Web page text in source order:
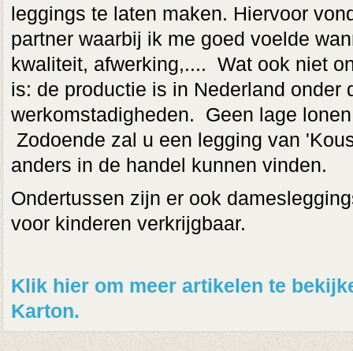
leggings te laten maken. Hiervoor
partner waarbij ik me goed voelde
kwaliteit, afwerking,.... Wat ook niet
is: de productie is in Nederland onder
werkomstadigheden. Geen lage
Zodoende zal u een legging van
anders in de handel kunnen vinden.
Ondertussen zijn er ook
voor kinderen verkrijgbaar.
Klik hier om meer artikelen te
Karton.